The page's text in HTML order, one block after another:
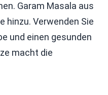
Garam Masala aus
hinzu. Verwenden Sie
und einen gesunden
macht die